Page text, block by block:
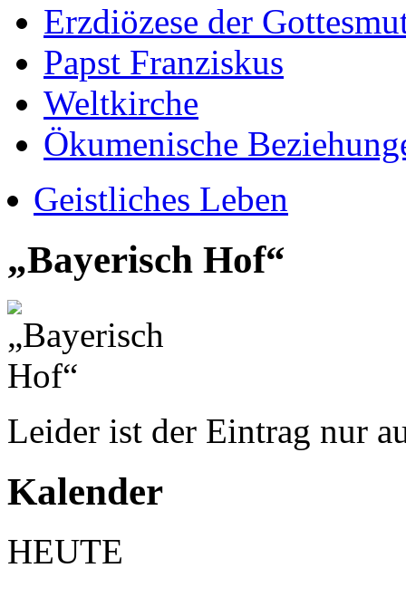
Erzdiözese der
Papst Franziskus
Weltkirche
Ökumenische
Geistliches Leben
„Bayerisch Hof“
Leider ist der Eintrag nur
Kalender
HEUTE